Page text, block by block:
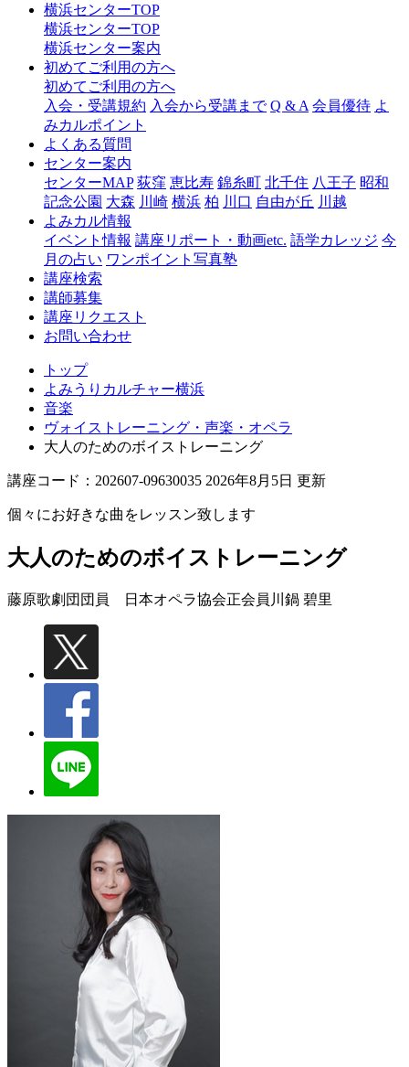
ャ
浜
横浜センターTOP
横浜センターTOP
横浜センター案内
初めてご利用の方へ
初めてご利用の方へ
入会・受講規約 入会から受講まで Q & A 会員優待 よ
みカルポイント
よくある質問
センター案内
センターMAP 荻窪 恵比寿 錦糸町 北千住 八王子 昭和
記念公園 大森 川崎 横浜 柏 川口 自由が丘 川越
よみカル情報
イベント情報 講座リポート・動画etc. 語学カレッジ 今
月の占い ワンポイント写真塾
講座検索
講師募集
講座リクエスト
お問い合わせ
トップ
よみうりカルチャー横浜
音楽
ヴォイストレーニング・声楽・オペラ
大人のためのボイストレーニング
講座コード：202607-09630035 2026年8月5日 更新
個々にお好きな曲をレッスン致します
大人のためのボイストレーニング
藤原歌劇団団員 日本オペラ協会正会員 川鍋 碧里